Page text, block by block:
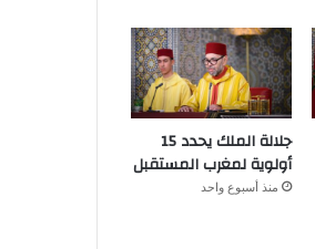
جلالة الملك يحدد 15
أولوية لمغرب المستقبل
منذ أسبوع واحد